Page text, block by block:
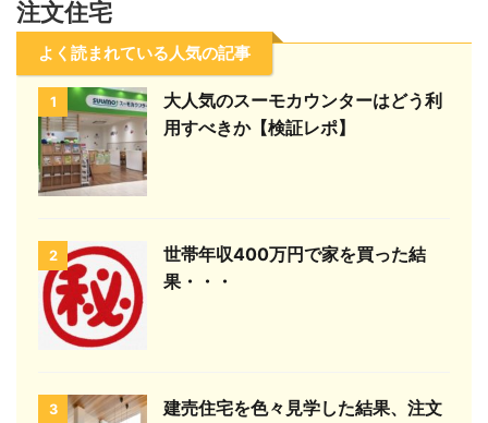
注文住宅
よく読まれている人気の記事
1
大人気のスーモカウンターはどう利
用すべきか【検証レポ】
2
世帯年収400万円で家を買った結
果・・・
3
建売住宅を色々見学した結果、注文